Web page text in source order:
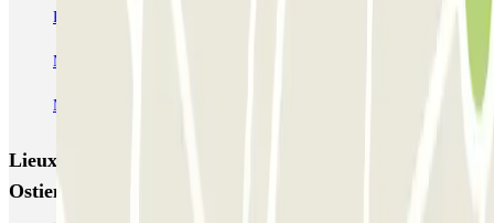
PARK ROMA COLOMBO
MUOVIAMO Parioli
MUOVIAMO Pinciano
Lieux et événements intéressants à proximité Roma
Ostiense Garage